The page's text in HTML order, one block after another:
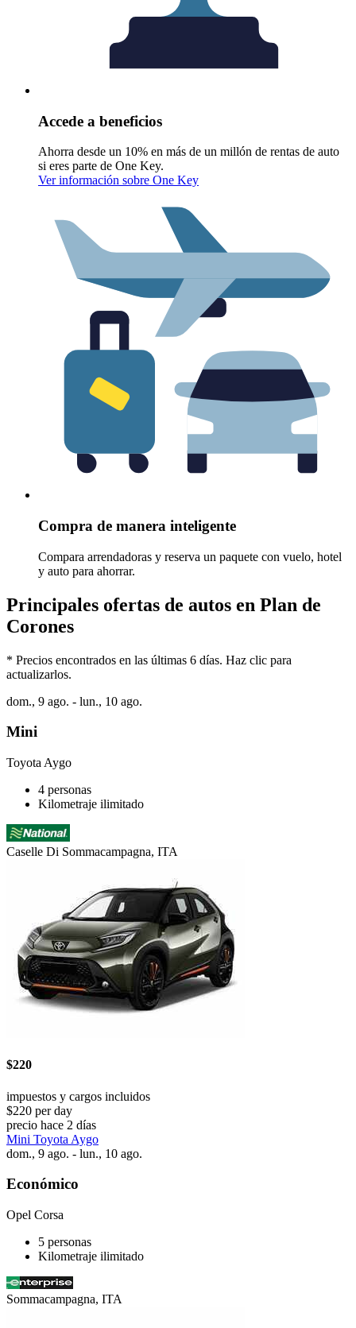
Accede a beneficios
Ahorra desde un 10% en más de un millón de rentas de auto
si eres parte de One Key.
Ver información sobre One Key
Compra de manera inteligente
Compara arrendadoras y reserva un paquete con vuelo, hotel
y auto para ahorrar.
Principales ofertas de autos en Plan de
Corones
* Precios encontrados en las últimas 6 días. Haz clic para
actualizarlos.
dom., 9 ago. - lun., 10 ago.
Mini
Toyota Aygo
4 personas
Kilometraje ilimitado
Caselle Di Sommacampagna, ITA
$220
impuestos y cargos incluidos
$220 per day
precio hace 2 días
Mini Toyota Aygo
dom., 9 ago. - lun., 10 ago.
Económico
Opel Corsa
5 personas
Kilometraje ilimitado
Sommacampagna, ITA